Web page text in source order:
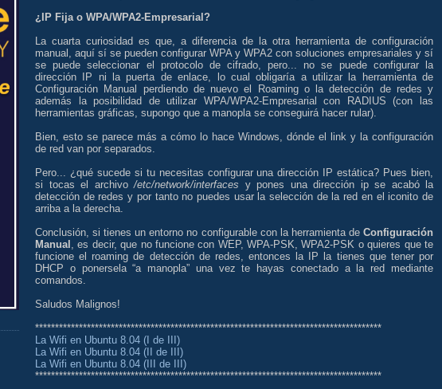
¿IP Fija o WPA/WPA2-Empresarial?
La cuarta curiosidad es que, a diferencia de la otra herramienta de configuración
manual, aquí sí se pueden configurar WPA y WPA2 con soluciones empresariales y sí
se puede seleccionar el protocolo de cifrado, pero... no se puede configurar la
dirección IP ni la puerta de enlace, lo cual obligaría a utilizar la herramienta de
Configuración Manual perdiendo de nuevo el Roaming o la detección de redes y
además la posibilidad de utilizar WPA/WPA2-Empresarial con RADIUS (con las
herramientas gráficas, supongo que a manopla se conseguirá hacer rular).
Bien, esto se parece más a cómo lo hace Windows, dónde el link y la configuración
de red van por separados.
Pero... ¿qué sucede si tu necesitas configurar una dirección IP estática? Pues bien,
si tocas el archivo /etc/network/interfaces y pones una dirección ip se acabó la
detección de redes y por tanto no puedes usar la selección de la red en el iconito de
arriba a la derecha.
Conclusión, si tienes un entorno no configurable con la herramienta de Configuración
Manual
, es decir, que no funcione con WEP, WPA-PSK, WPA2-PSK o quieres que te
funcione el roaming de detección de redes, entonces la IP la tienes que tener por
DHCP o ponersela “a manopla” una vez te hayas conectado a la red mediante
comandos.
Saludos Malignos!
***************************************************************************************
La Wifi en Ubuntu 8.04 (I de III)
La Wifi en Ubuntu 8.04 (II de III)
La Wifi en Ubuntu 8.04 (III de III)
***************************************************************************************